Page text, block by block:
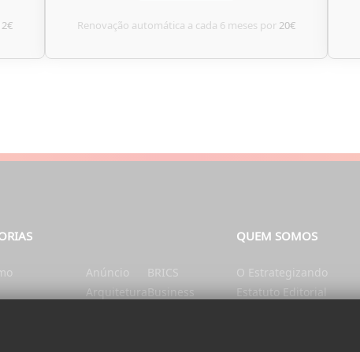
Renovação automática a cada 6 meses por20€
Anúncio
Arquitetura
BRICS
Business
QUEM SOMOS
O Estrategizando
Estatuto Editorial